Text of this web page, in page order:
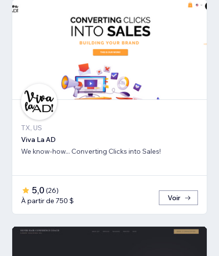
TX, US
Viva La AD
We know-how... Converting Clicks into Sales!
5,0 (26)
À partir de 750 $
Voir